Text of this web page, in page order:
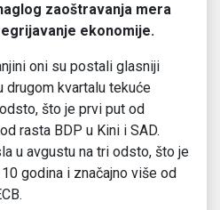
zaoštravanja mera
ekonomije.
oni su postali glasniji
drugom kvartalu tekuće
što je prvi put od
rasta BDP u Kini i SAD.
u avgustu na tri odsto, što je
godina i značajno više od